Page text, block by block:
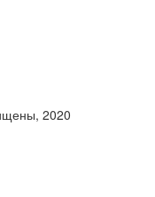
2020